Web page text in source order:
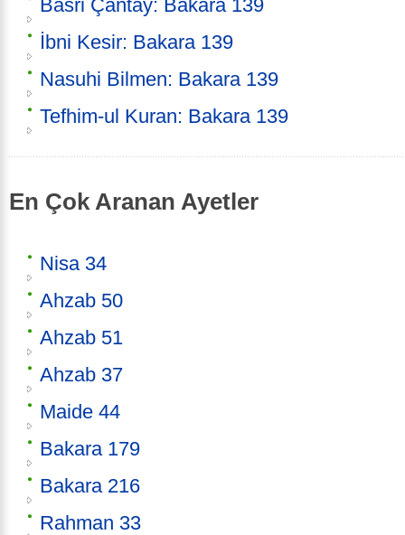
Basri Çantay: Bakara 139
İbni Kesir: Bakara 139
Nasuhi Bilmen: Bakara 139
Tefhim-ul Kuran: Bakara 139
En Çok Aranan Ayetler
Nisa 34
Ahzab 50
Ahzab 51
Ahzab 37
Maide 44
Bakara 179
Bakara 216
Rahman 33